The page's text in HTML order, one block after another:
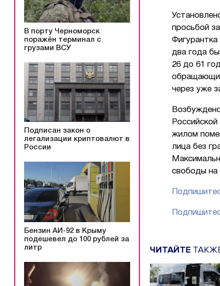
В порту Черноморск
поражён терминал с
грузами ВСУ
Подписан закон о
легализации криптовалют в
России
Бензин АИ-92 в Крыму
подешевел до 100 рублей за
литр
просьбой
Фигурантка
два года
26 до 61
через уже
жилом
лица без
свободы на
ЧИТАЙТЕ